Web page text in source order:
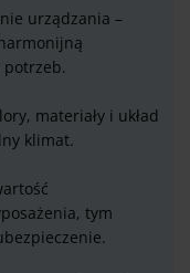
urządzania –
potrzeb.
materiały i układ
klimat.
tym